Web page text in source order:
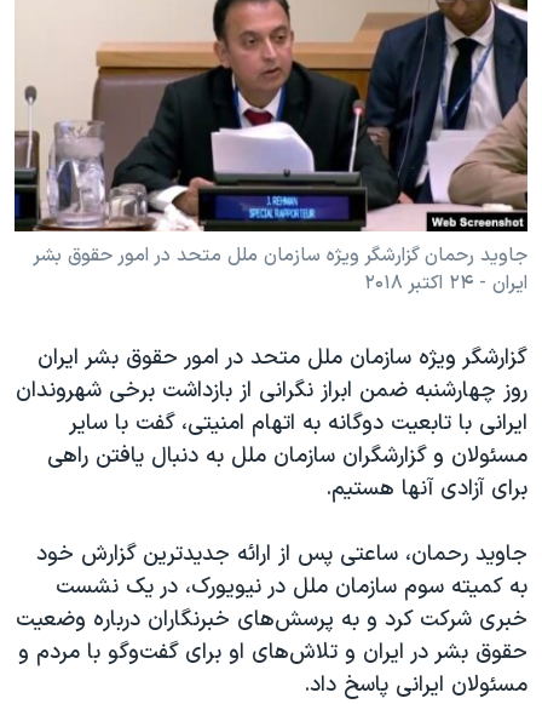
فرهنگ و زندگی
حقوق شهروندی
اقتصادی
علم و فناوری
اسرائیل در جنگ
گالری عکس
آرشیو پخش زنده
مستندها
انتخابات ریاست جمهوری آمریکا ۲۰۲۴
حمله جمهوری اسلامی به اسرائیل
رمز مهسا
ورزش زنان در ایران
اعتراضات زن، زندگی، آزادی
مجموعه مستندهای دادخواهی
دادگاه حمید نوری
چهل سال گروگان‌گیری
قانون شفافیت دارائی کادر رهبری ایران
اعتراضات مردمی آبان ۹۸
اسرائیل در جنگ
نرگس محمدی برنده جایزه نوبل صلح
همایش محافظه‌کاران آمریکا «سی‌پک»
صفحه‌های ویژه
دنبال کنید
زبانهای مختلف
جاوید رحمان گزارشگر ویژه سازمان ملل متحد در امور حقوق بشر
ایران - ۲۴ اکتبر ۲۰۱۸
گزارشگر ویژه سازمان ملل متحد در امور حقوق بشر ایران
روز چهارشنبه ضمن ابراز نگرانی از بازداشت برخی شهروندان
ایرانی با تابعیت دوگانه به اتهام‌‌‌ امنیتی، گفت با سایر
مسئولان و گزارشگران سازمان ملل به دنبال یافتن راهی
برای آزادی آنها هستیم.
جاوید رحمان، ساعتی پس از ارائه جدیدترین گزارش خود
به کمیته سوم سازمان ملل در نیویورک، در یک نشست
خبری شرکت کرد و به پرسش‌های خبرنگاران درباره وضعیت
حقوق بشر در ایران و تلاش‌های او برای گفت‌وگو با مردم و
مسئولان ایرانی پاسخ داد.